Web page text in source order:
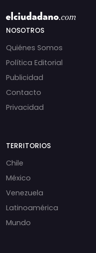
NOSOTROS
Quiénes Somos
Política Editorial
Publicidad
Contacto
Privacidad
TERRITORIOS
Chile
México
Venezuela
Latinoamérica
Mundo